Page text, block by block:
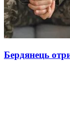
Бердянець